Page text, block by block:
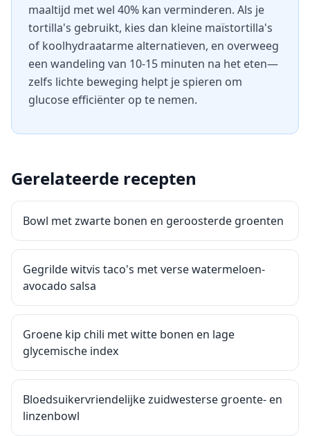
maaltijd met wel 40% kan verminderen. Als je
tortilla's gebruikt, kies dan kleine maïstortilla's
of koolhydraatarme alternatieven, en overweeg
een wandeling van 10-15 minuten na het eten—
zelfs lichte beweging helpt je spieren om
glucose efficiënter op te nemen.
Gerelateerde recepten
Bowl met zwarte bonen en geroosterde groenten
Gegrilde witvis taco's met verse watermeloen-
avocado salsa
Groene kip chili met witte bonen en lage
glycemische index
Bloedsuikervriendelijke zuidwesterse groente- en
linzenbowl